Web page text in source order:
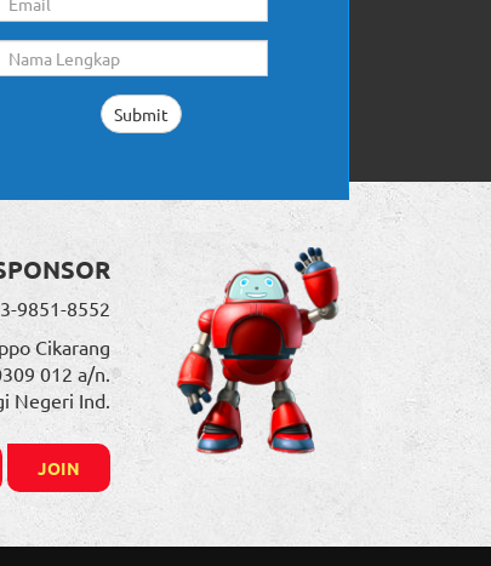
9851-8552
Cikarang
012 a/n.
Negeri Ind.
JOIN